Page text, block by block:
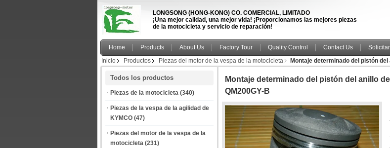
LONGSONG (HONG-KONG) CO. COMERCIAL, LIMITADO
¡Una mejor calidad, una mejor vida! ¡Proporcionamos las mejores piezas
de la motocicleta y servicio de reparación!
Home Products About Us Factory Tour Quality Control Contact Us
Inicio
Productos Piezas del motor de la vespa de la motocicleta Montaje determinado del pistón
Todos los productos
Piezas de la motocicleta (340)
Piezas de la vespa de la agilidad de
KYMCO (47)
Piezas del motor de la vespa de la
motocicleta (231)
Montaje determinado del pistón del anillo
QM200GY-B